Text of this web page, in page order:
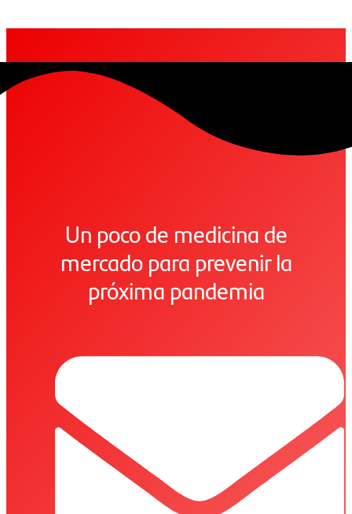
Un poco de medicina de
mercado para prevenir la
próxima pandemia